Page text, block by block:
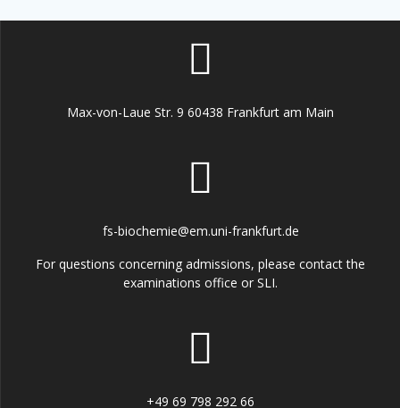
Max-von-Laue Str. 9 60438 Frankfurt am Main
fs-biochemie@em.uni-frankfurt.de
For questions concerning admissions, please contact the
examinations office or SLI.
+49 69 798 292 66